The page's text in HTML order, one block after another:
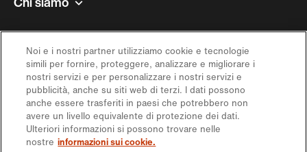
Ispirazione
Offerta
Noi e i nostri partner utilizziamo cookie e tecnologie
simili per fornire, proteggere, analizzare e migliorare i
nostri servizi e per personalizzare i nostri servizi e
pubblicità, anche su siti web di terzi. I dati possono
anche essere trasferiti in paesi che potrebbero non
avere un livello equivalente di protezione dei dati.
Ulteriori informazioni si possono trovare nelle
nostre informazioni sui cookie.